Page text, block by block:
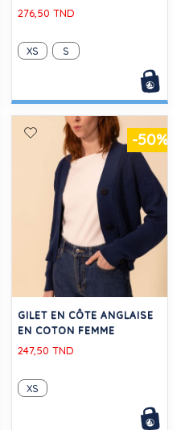
276,50 TND
XS S
-50%
GILET EN CÔTE ANGLAISE
EN COTON FEMME
247,50 TND
XS